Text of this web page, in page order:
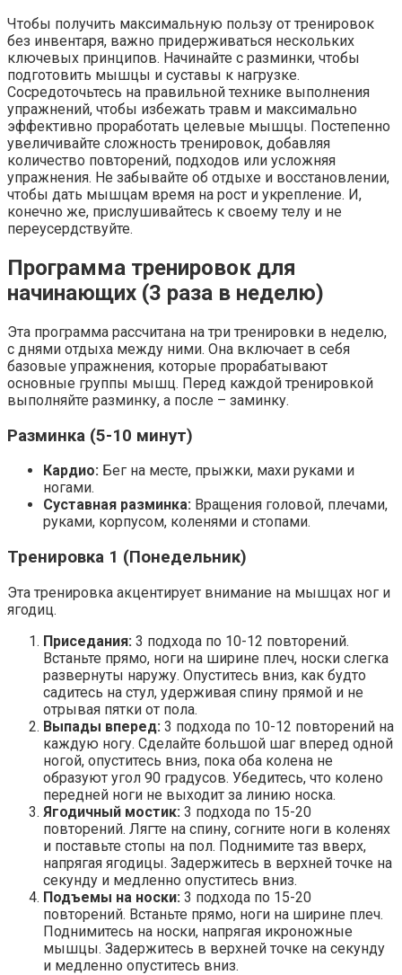
Чтобы получить максимальную пользу от тренировок
без инвентаря, важно придерживаться нескольких
ключевых принципов. Начинайте с разминки, чтобы
подготовить мышцы и суставы к нагрузке.
Сосредоточьтесь на правильной технике выполнения
упражнений, чтобы избежать травм и максимально
эффективно проработать целевые мышцы. Постепенно
увеличивайте сложность тренировок, добавляя
количество повторений, подходов или усложняя
упражнения. Не забывайте об отдыхе и восстановлении,
чтобы дать мышцам время на рост и укрепление. И,
конечно же, прислушивайтесь к своему телу и не
переусердствуйте.
Программа тренировок для
начинающих (3 раза в неделю)
Эта программа рассчитана на три тренировки в неделю,
с днями отдыха между ними. Она включает в себя
базовые упражнения, которые прорабатывают
основные группы мышц. Перед каждой тренировкой
выполняйте разминку, а после – заминку.
Разминка (5-10 минут)
Кардио: Бег на месте, прыжки, махи руками и
ногами.
Суставная разминка: Вращения головой, плечами,
руками, корпусом, коленями и стопами.
Тренировка 1 (Понедельник)
Эта тренировка акцентирует внимание на мышцах ног и
ягодиц.
Приседания: 3 подхода по 10-12 повторений.
Встаньте прямо, ноги на ширине плеч, носки слегка
развернуты наружу. Опуститесь вниз, как будто
садитесь на стул, удерживая спину прямой и не
отрывая пятки от пола.
Выпады вперед: 3 подхода по 10-12 повторений на
каждую ногу. Сделайте большой шаг вперед одной
ногой, опуститесь вниз, пока оба колена не
образуют угол 90 градусов. Убедитесь, что колено
передней ноги не выходит за линию носка.
Ягодичный мостик: 3 подхода по 15-20
повторений. Лягте на спину, согните ноги в коленях
и поставьте стопы на пол. Поднимите таз вверх,
напрягая ягодицы. Задержитесь в верхней точке на
секунду и медленно опуститесь вниз.
Подъемы на носки: 3 подхода по 15-20
повторений. Встаньте прямо, ноги на ширине плеч.
Поднимитесь на носки, напрягая икроножные
мышцы. Задержитесь в верхней точке на секунду
и медленно опуститесь вниз.